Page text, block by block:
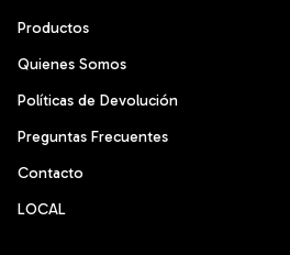
Productos
Quienes Somos
Políticas de Devolución
Preguntas Frecuentes
Contacto
LOCAL